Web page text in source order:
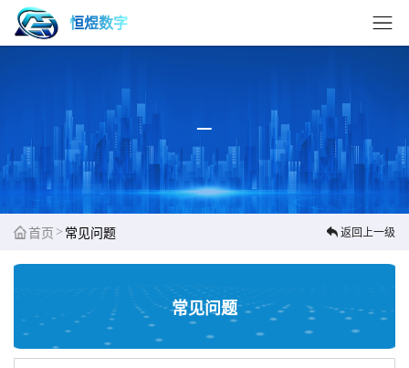
恒煜数字
首页 > 常见问题 返回上一级
常见问题